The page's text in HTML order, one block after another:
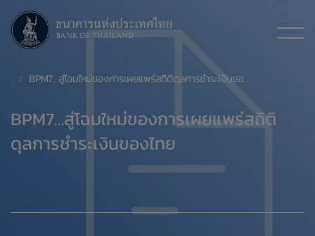
BPM7…สู่โฉมใหม่ของการเผยแพร่สถิติดุลการชำระเงินของไทย
BPM7…สู่โฉมใหม่ของการเผยแพร่สถิติ
ดุลการชำระเงินของไทย